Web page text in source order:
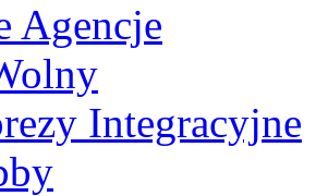
Agencje
Integracyjne